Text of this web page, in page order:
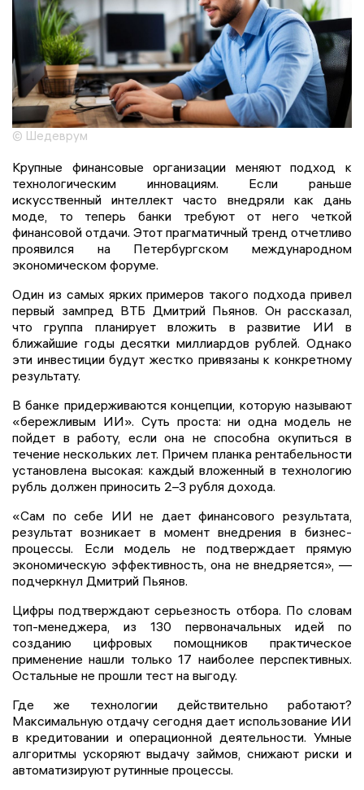
© Шедеврум
Крупные финансовые организации меняют подход к
технологическим инновациям. Если раньше
искусственный интеллект часто внедряли как дань
моде, то теперь банки требуют от него четкой
финансовой отдачи. Этот прагматичный тренд отчетливо
проявился на Петербургском международном
экономическом форуме.
Один из самых ярких примеров такого подхода привел
первый зампред ВТБ Дмитрий Пьянов. Он рассказал,
что группа планирует вложить в развитие ИИ в
ближайшие годы десятки миллиардов рублей. Однако
эти инвестиции будут жестко привязаны к конкретному
результату.
В банке придерживаются концепции, которую называют
«бережливым ИИ». Суть проста: ни одна модель не
пойдет в работу, если она не способна окупиться в
течение нескольких лет. Причем планка рентабельности
установлена высокая: каждый вложенный в технологию
рубль должен приносить 2–3 рубля дохода.
«Сам по себе ИИ не дает финансового результата,
результат возникает в момент внедрения в бизнес-
процессы. Если модель не подтверждает прямую
экономическую эффективность, она не внедряется», —
подчеркнул Дмитрий Пьянов.
Цифры подтверждают серьезность отбора. По словам
топ-менеджера, из 130 первоначальных идей по
созданию цифровых помощников практическое
применение нашли только 17 наиболее перспективных.
Остальные не прошли тест на выгоду.
Где же технологии действительно работают?
Максимальную отдачу сегодня дает использование ИИ
в кредитовании и операционной деятельности. Умные
алгоритмы ускоряют выдачу займов, снижают риски и
автоматизируют рутинные процессы.